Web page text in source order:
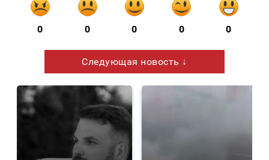
0 0 0 0 0
Следующая новость ↓